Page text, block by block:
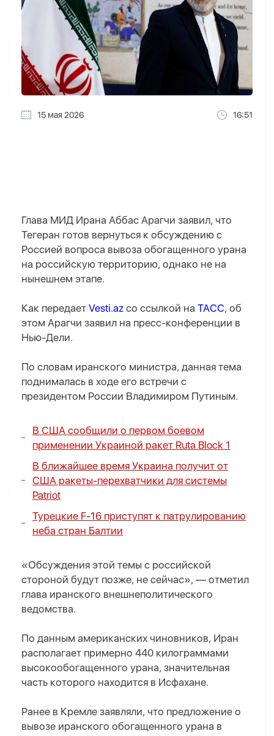
15 мая 2026 16:51
Глава МИД Ирана Аббас Арагчи заявил, что
Тегеран готов вернуться к обсуждению с
Россией вопроса вывоза обогащенного урана
на российскую территорию, однако не на
нынешнем этапе.
Как передает Vesti.az со ссылкой на ТАСС, об
этом Арагчи заявил на пресс-конференции в
Нью-Дели.
По словам иранского министра, данная тема
поднималась в ходе его встречи с
президентом России Владимиром Путиным.
В США сообщили о первом боевом
применении Украиной ракет Ruta Block 1
В ближайшее время Украина получит от
США ракеты-перехватчики для системы
Patriot
Турецкие F-16 приступят к патрулированию
неба стран Балтии
«Обсуждения этой темы с российской
стороной будут позже, не сейчас», — отметил
глава иранского внешнеполитического
ведомства.
По данным американских чиновников, Иран
располагает примерно 440 килограммами
высокообогащенного урана, значительная
часть которого находится в Исфахане.
Ранее в Кремле заявляли, что предложение о
вывозе иранского обогащенного урана в